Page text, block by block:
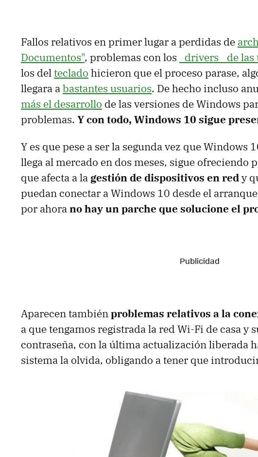
Fallos relativos en primer lugar a perdidas de
Documentos", problemas con los _drivers_ de
los del teclado hicieron que el proceso parase,
llegara abastantes usuarios. De hecho incluso
más el desarrollo de las versiones de Windows
problemas. Y con todo, Windows 10 sigue
Y es que pese a ser la segunda vez que Windows
llega al mercado en dos meses, sigue ofreciendo
que afecta a la gestión de dispositivos en redy
puedan conectar a Windows 10 desde el
por ahorano hay un parche que solucione el
Aparecen tambiénproblemas relativos a la
a que tengamos registrada la red Wi-Fi de casa y
contraseña, con la última actualización liberada
sistema la olvida, obligando a tener que